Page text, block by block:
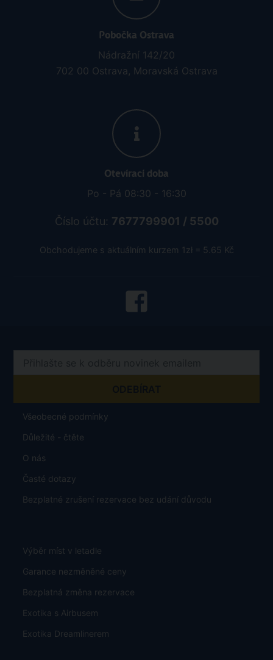
Pobočka Ostrava
Nádražní 142/20
702 00 Ostrava, Moravská Ostrava
Otevírací doba
Po - Pá 08:30 - 16:30
Číslo účtu: 7677799901 / 5500
Obchodujeme s aktuálním kurzem 1zł = 5.65 Kč
Všeobecné podmínky
Důležité - čtěte
O nás
Časté dotazy
Bezplatné zrušení rezervace bez udání důvodu
Výběr míst v letadle
Garance nezměněné ceny
Bezplatná změna rezervace
Exotika s Airbusem
Exotika Dreamlinerem